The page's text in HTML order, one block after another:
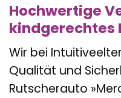
Hochwertige
kindgerechtes
Wir bei
Qualität und
Rutscherauto